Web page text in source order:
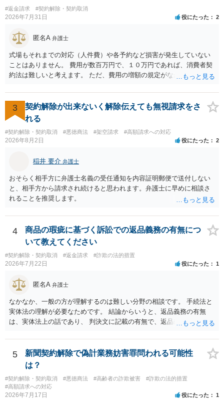
#返金請求 #契約解除・契約取消
2026年7月31日 役にたった 2
匿名A 弁護士
式場もそれまでの対応（人件費）や各予約など損害が発生していない
ことはありません。 費用が数百万円で、１０万円であれば、消費者契
約法は難しいと考えます。 ただ、費用の増額の規定がなかったのに増
ということになり、解約するのは理由がないことになります。
3
契約解除が出来ないく解除伝えても無視請求をさ
れる
#契約解除・契約取消 #悪徳商法 #架空請求 #高額請求への対応
2026年8月2日 役にたった 2
稲井 要介 弁護士
おそらく相手方に弁護士名義の受任通知を内容証明郵便で送付しない
と、相手方から請求され続けると思われます。弁護士に早めに相談さ
れることを推奨します。
4
商品の瑕疵に基づく訴訟での返品義務の有無につ
いて教えてください
#契約解除・契約取消 #返金請求 #詐欺の法的措置
2026年7月22日 役にたった 1
匿名A 弁護士
なかなか、一般の方が理解するのは難しい分野の相談です。 手続法と
実体法の理解が必要なためです。 結論からいうと、返品義務の有無
は、実体法上の話であり、 判決文に記載の有無で、返品義務の有無が
品せよ」と判決文に書かれていなくても、 全額支払い判決の前提とし
て、契約不適合責任を理由に契約を解除してれば、 原状回復義務とし
て、相談者さんは、商品の返品義務を負うことになります。 ただし、
訴訟上何等かの形で、返品義務の有無が争われ争点化していたが、 結
論として、返品義務が存在しないというような判断が判決理由中で下
されていれば、 相手は返品請求を再度主張できない可能性はあります
5
新聞契約解除で偽計業務妨害罪問われる可能性
は？
#契約解除・契約取消 #悪徳商法 #高齢者の詐欺被害
#詐欺の法的措置
#高額請求への対応
2026年7月17日 役にたった 1